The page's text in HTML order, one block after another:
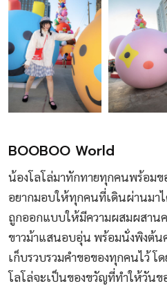
BOOBOO World
น้องโลโล่มาทักทายทุกคนพร้อม
อยากมอบให้ทุกคนที่เดินผ่านมา
ถูกออกแบบให้มีความผสมผสาน
ขาวม้าแสนอบอุ่น พร้อมนั่งพิงต้น
เก็บรวบรวมคำขอของทุกคนไว้ โ
โลโล่จะเป็นของขวัญที่ทำให้วัน